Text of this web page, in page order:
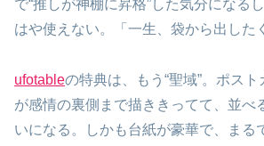
で“推しが神棚に昇格”した気分になる
はや使えない。「一生、袋から出した
ufotableの特典は、もう“聖域”。ポスト
が感情の裏側まで描ききってて、並べ
いになる。しかも台紙が豪華で、まる